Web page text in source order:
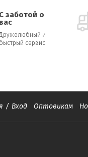
С заботой о
вас
и
быстрый сервис
/ Вход Оптовикам